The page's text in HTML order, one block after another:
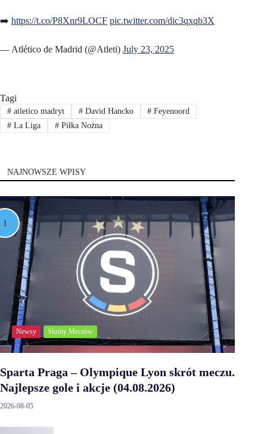
➡️ https://t.co/P8Xnr9LOCF pic.twitter.com/dic3qxqb3X
— Atlético de Madrid (@Atleti) July 23, 2025
Tagi
#atletico madryt #David Hancko # Feyenoord
#La Liga #Piłka Nożna
NAJNOWSZE WPISY
Newsy Skróty Meczów
Sparta Praga – Olympique Lyon skrót meczu.
Najlepsze gole i akcje (04.08.2026)
2026-08-05